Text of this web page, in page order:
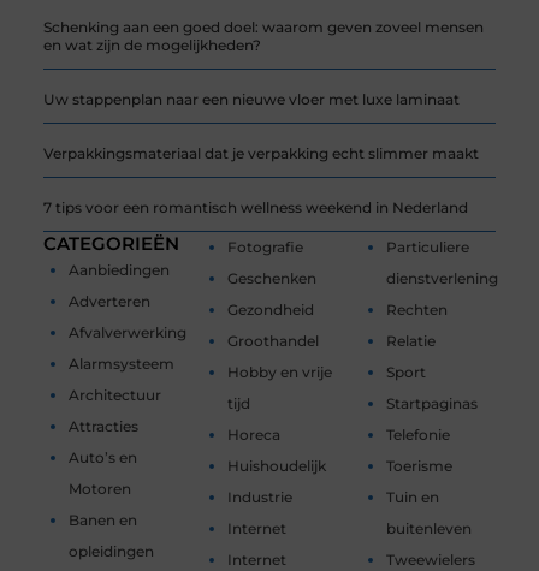
Schenking aan een goed doel: waarom geven zoveel mensen
en wat zijn de mogelijkheden?
Uw stappenplan naar een nieuwe vloer met luxe laminaat
Verpakkingsmateriaal dat je verpakking echt slimmer maakt
7 tips voor een romantisch wellness weekend in Nederland
CATEGORIEËN
Aanbiedingen
Adverteren
Afvalverwerking
Alarmsysteem
Architectuur
Attracties
Auto’s en
Motoren
Banen en
opleidingen
Fotografie
Geschenken
Gezondheid
Groothandel
Hobby en vrije
tijd
Horeca
Huishoudelijk
Industrie
Internet
Internet
Particuliere
dienstverlening
Rechten
Relatie
Sport
Startpaginas
Telefonie
Toerisme
Tuin en
buitenleven
Tweewielers